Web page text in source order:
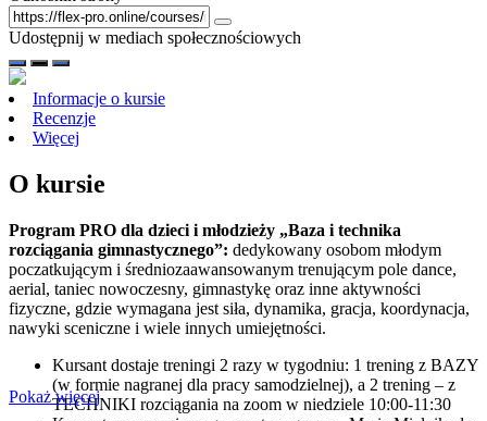
Udostępnij w mediach społecznościowych
Informacje o kursie
Recenzje
Więcej
O kursie
Program PRO dla dzieci i młodzieży „Baza i technika
rozciągania gimnastycznego”: dedykowany osobom młodym
poczatkującym i średniozaawansowanym trenującym pole dance,
aerial, taniec nowoczesny, gimnastykę oraz inne aktywności
fizyczne, gdzie wymagana jest siła, dynamika, gracja, koordynacja,
nawyki sceniczne i wiele innych umiejętności.
Kursant dostaje treningi 2 razy w tygodniu: 1 trening z BAZY
(w formie nagranej dla pracy samodzielnej), a 2 trening – z
TECHNIKI rozciągania na zoom w niedziele 10:00-11:30
Pokaż więcej